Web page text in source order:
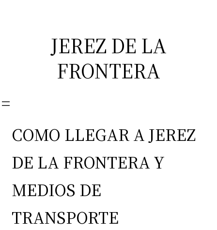
JEREZ DE LA
FRONTERA
COMO LLEGAR A JEREZ
DE LA FRONTERA Y
MEDIOS DE
TRANSPORTE